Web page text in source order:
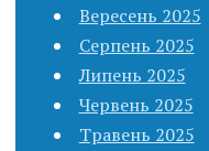
Вересень 2025
Серпень 2025
Липень 2025
Червень 2025
Травень 2025